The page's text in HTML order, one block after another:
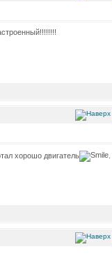
хорошо двигатель